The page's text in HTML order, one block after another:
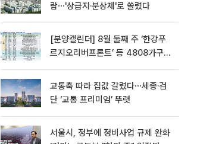
람⋯'상급지·분상제'로 쏠렸다
[분양캘린더] 8월 둘째 주 ‘한강푸
르지오리버프론트’ 등 4808가구
교통축 따라 집값 갈렸다⋯세종·검
단 ‘교통 프리미엄’ 뚜렷
서울시, 정부에 정비사업 규제 완화